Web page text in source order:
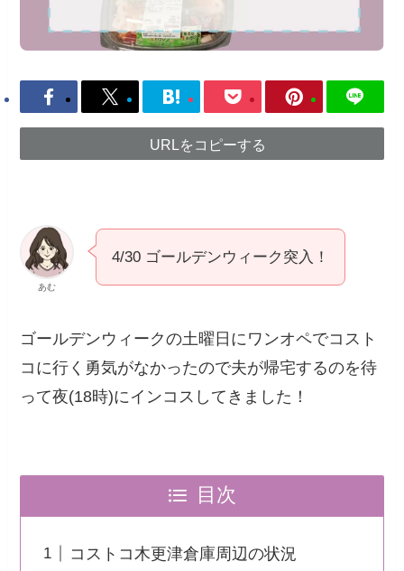
URLをコピーする
あむ
4/30 ゴールデンウィーク突入！
ゴールデンウィークの土曜日にワンオペでコスト
コに行く勇気がなかったので夫が帰宅するのを待
って夜(18時)にインコスしてきました！
目次
コストコ木更津倉庫周辺の状況